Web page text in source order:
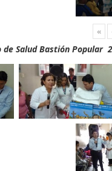
«
Salud Bastión Popular